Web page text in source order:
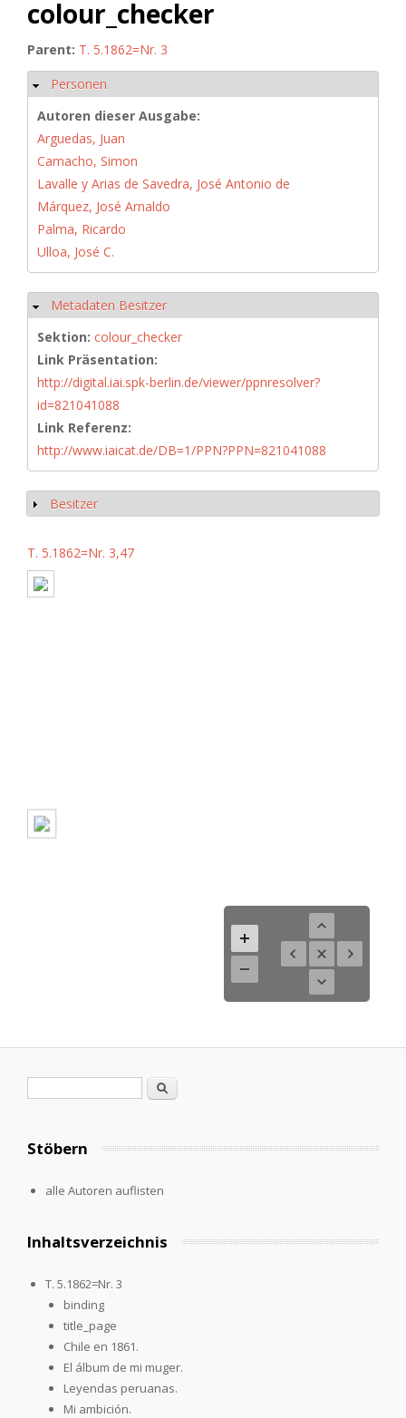
colour_checker
Parent: T. 5.1862=Nr. 3
Hide
Personen
Autoren dieser Ausgabe:
Arguedas, Juan
Camacho, Simon
Lavalle y Arias de Savedra, José Antonio de
Márquez, José Arnaldo
Palma, Ricardo
Ulloa, José C.
Hide
Metadaten Besitzer
Sektion: colour_checker
Link Präsentation:
http://digital.iai.spk-berlin.de/viewer/ppnresolver?
id=821041088
Link Referenz:
http://www.iaicat.de/DB=1/PPN?PPN=821041088
Show
Besitzer
T. 5.1862=Nr. 3,47
Search
Stöbern
alle Autoren auflisten
Inhaltsverzeichnis
T. 5.1862=Nr. 3
binding
title_page
Chile en 1861.
El álbum de mi muger.
Leyendas peruanas.
Mi ambición.